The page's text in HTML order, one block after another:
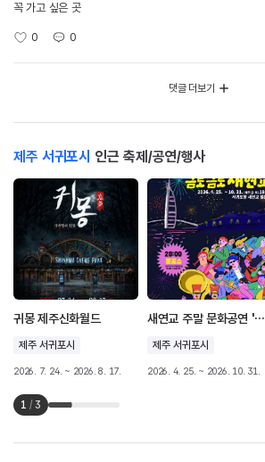
꼭 가고 싶은 곳
0 0
댓글 더보기
제주 서귀포시 인근 축제/공연/행사
귀몽 제주신화월드
제주 서귀포시
2026. 7. 24. ~ 2026. 8. 17.
새연교 주말 문화공연 '금토금토 새연쇼'
제주 서귀포시
2026. 4. 25. ~ 2026. 10. 31.
1 / 3